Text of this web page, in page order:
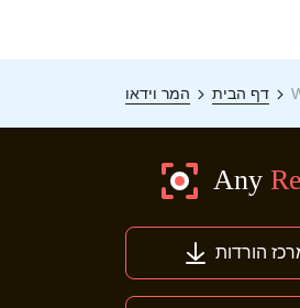
דף הבית המר וידאו
הורדות